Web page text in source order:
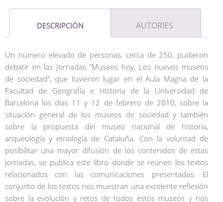
DESCRIPCIÓN AUTORIES
Un número elevado de personas, cerca de 250, pudieron
debatir en las Jornadas "Museos hoy. Los nuevos museos
de sociedad", que tuvieron lugar en el Aula Magna de la
Facultad de Geografía e Historia de la Universidad de
Barcelona los días 11 y 12 de febrero de 2010, sobre la
situación general de los museos de sociedad y también
sobre la propuesta del museo nacional de historia,
arqueología y etnología de Cataluña. Con la voluntad de
posibilitar una mayor difusión de los contenidos de estas
jornadas, se publica este libro donde se reúnen los textos
relacionados con las comunicaciones presentadas. El
conjunto de los textos nos muestran una excelente reflexión
sobre la evolución y retos de todos estos museos y nos